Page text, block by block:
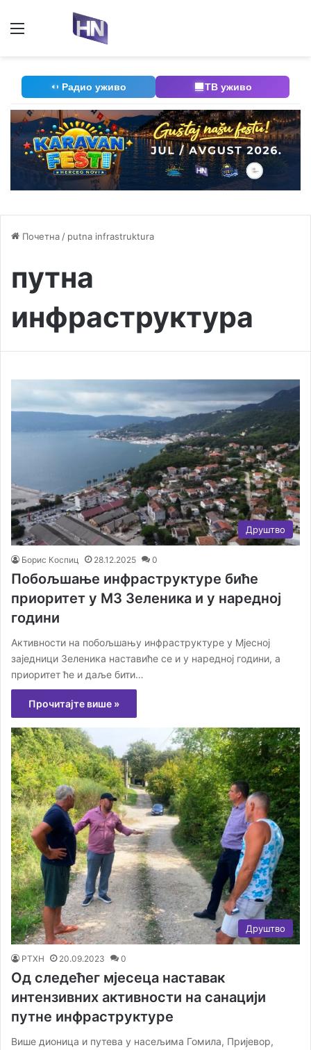
Радио уживо ТВ уживо
Почетна / putna infrastruktura
путна
инфраструктура
Друштво
Борис Коспиц 28.12.2025 0
Побољшање инфраструктуре биће
приоритет у МЗ Зеленика и у наредној
години
Активности на побољшању инфраструктуре у Мјесној
заједници Зеленика наставиће се и у наредној години, а
приоритет ће и даље бити…
Прочитајте више »
Друштво
РТХН 20.09.2023 0
Од следећег мјесеца наставак
интензивних активности на санацији
путне инфраструктуре
Више дионица и путева у насељима Гомила, Пријевор,